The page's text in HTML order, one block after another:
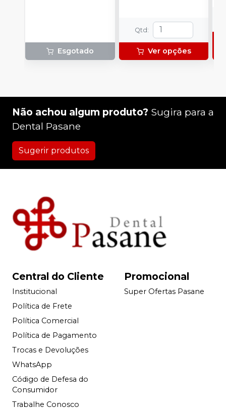
Esgotado
Qtd :
Ver opções
Não achou algum produto? Sugira para a
Dental Pasane
Sugerir produtos
Central do Cliente
Institucional
Política de Frete
Política Comercial
Política de Pagamento
Trocas e Devoluções
WhatsApp
Código de Defesa do
Consumidor
Trabalhe Conosco
Promocional
Super Ofertas Pasane